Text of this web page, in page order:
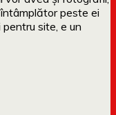
peste ei
site, e un